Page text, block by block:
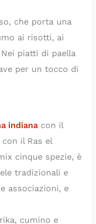
che porta una
ai risotti, ai
piatti di paella
per un tocco di
indiana con il
il Ras el
cinque spezie, è
tradizionali e
associazioni, e
cumino e